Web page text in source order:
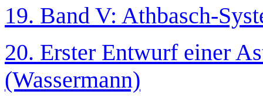
19. Band V: Athbasch-
20. Erster Entwurf einer
(Wassermann)